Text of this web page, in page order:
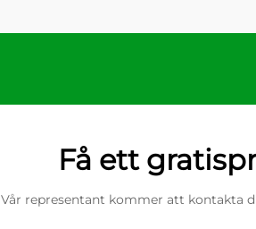
Få ett
Vår representant kommer att kontakta